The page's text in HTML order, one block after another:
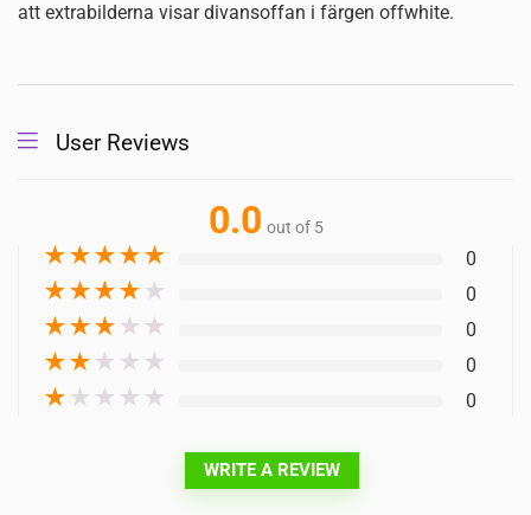
att extrabilderna visar divansoffan i färgen offwhite.
User Reviews
0.0 out of 5
★★★★★ 0
★★★★ ★ 0
★★★ ★ ★ 0
★★ ★ ★ ★ 0
★ ★ ★ ★ ★ 0
WRITE A REVIEW